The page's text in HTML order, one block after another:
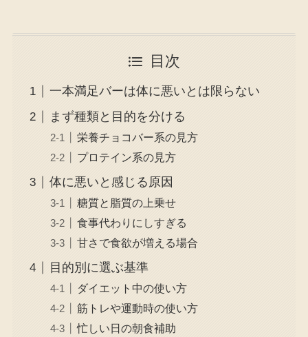
目次
一本満足バーは体に悪いとは限らない
まず種類と目的を分ける
栄養チョコバー系の見方
プロテイン系の見方
体に悪いと感じる原因
糖質と脂質の上乗せ
食事代わりにしすぎる
甘さで食欲が増える場合
目的別に選ぶ基準
ダイエット中の使い方
筋トレや運動時の使い方
忙しい日の朝食補助